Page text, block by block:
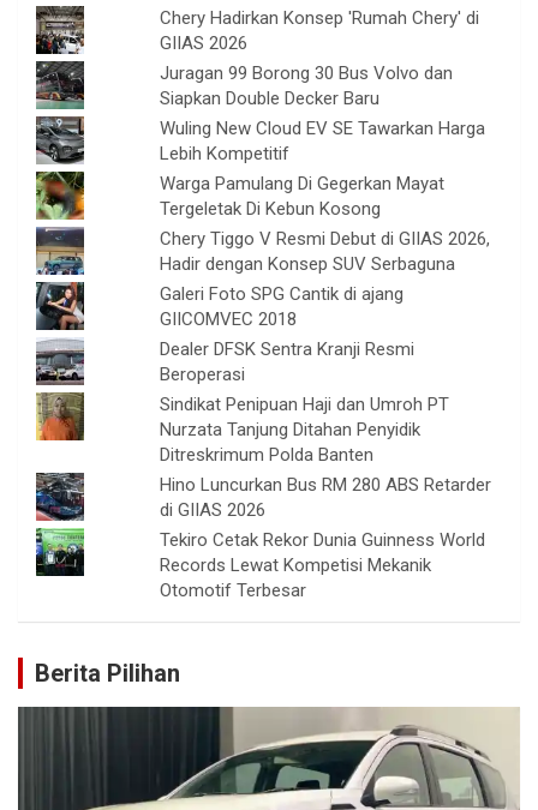
Chery Hadirkan Konsep 'Rumah Chery' di
GIIAS 2026
Juragan 99 Borong 30 Bus Volvo dan
Siapkan Double Decker Baru
Wuling New Cloud EV SE Tawarkan Harga
Lebih Kompetitif
Warga Pamulang Di Gegerkan Mayat
Tergeletak Di Kebun Kosong
Chery Tiggo V Resmi Debut di GIIAS 2026,
Hadir dengan Konsep SUV Serbaguna
Galeri Foto SPG Cantik di ajang
GIICOMVEC 2018
Dealer DFSK Sentra Kranji Resmi
Beroperasi
Sindikat Penipuan Haji dan Umroh PT
Nurzata Tanjung Ditahan Penyidik
Ditreskrimum Polda Banten
Hino Luncurkan Bus RM 280 ABS Retarder
di GIIAS 2026
Tekiro Cetak Rekor Dunia Guinness World
Records Lewat Kompetisi Mekanik
Otomotif Terbesar
Berita Pilihan